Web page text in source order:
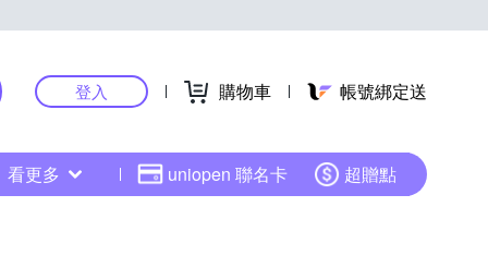
登入 購物車 帳號綁定送
看更多 uniopen 聯名卡 超贈點